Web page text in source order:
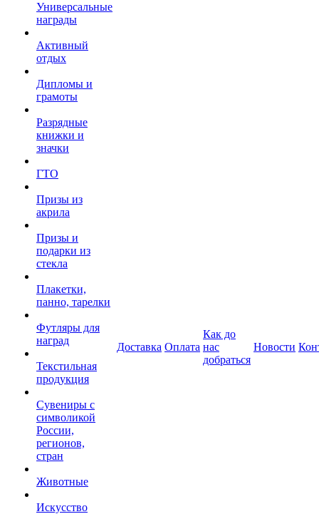
Универсальные
награды
Активный
отдых
Дипломы и
грамоты
Разрядные
книжки и
значки
ГТО
Призы из
акрила
Призы и
подарки из
стекла
Плакетки,
панно, тарелки
Футляры для
наград
Текстильная
продукция
Сувениры с
символикой
России,
регионов,
стран
Животные
Искусство
Доставка Оплата
Как до
нас
добраться
Новости